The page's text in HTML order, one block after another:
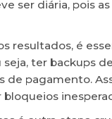
ser diária, pois
resultados, é
ter backups
de pagamento.